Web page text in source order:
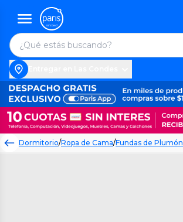
Dormitorio/Ropa de Cama/Fundas de Plumón